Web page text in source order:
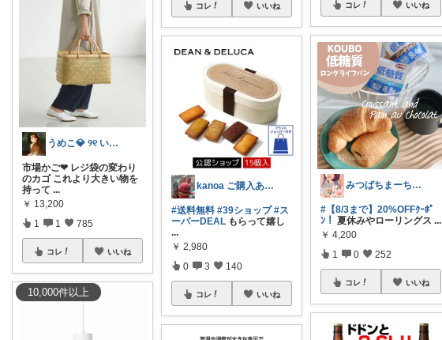
10,000件以上
うめこ💎 ୨୧ いつも感謝 ୨୧
市場かご❤︎ レジ袋の変わり
のカゴ これより大きい物を
持って ...
￥ 13,200
1 1 785
コレ いいね
コレ いいね
kanoa ご購入ありがとうございます
#送料無料 #39ショップ #ス
ーパーDEAL もらって嬉し
...
￥ 2,980
0 3 140
コレ いいね
コレ いいね
みつばちまーちᵀᴴᴬᴺᴷ ᵞᴼᵁ ◡̈*
#【8/3まで】20%OFFｸｰﾎﾟ
ﾝ！ 夏休みやローリングス ...
￥ 4,200
1 0 252
コレ いいね